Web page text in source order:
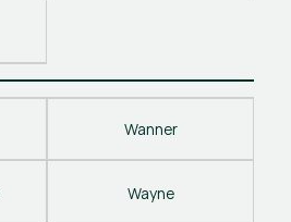
Wanner
Wayne